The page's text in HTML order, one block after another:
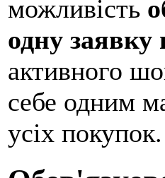
можливість
одну
активного
себе одним
усіх покупок.